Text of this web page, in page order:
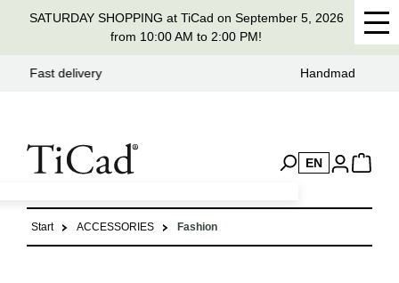
content
SATURDAY SHOPPING at TiCad on September 5, 2026
from 10:00 AM to 2:00 PM!
Handmade in Germany for 37 years
EN
Start ACCESSORIES Fashion